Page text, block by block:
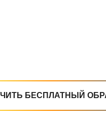
БЕСПЛАТНЫЙ